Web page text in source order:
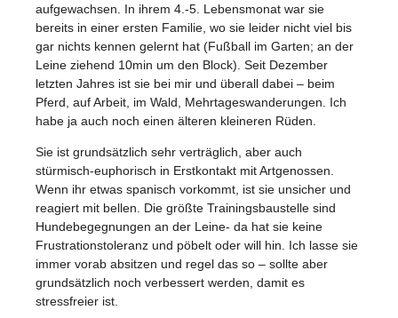
aufgewachsen. In ihrem 4.-5. Lebensmonat war sie
bereits in einer ersten Familie, wo sie leider nicht viel bis
gar nichts kennen gelernt hat (Fußball im Garten; an der
Leine ziehend 10min um den Block). Seit Dezember
letzten Jahres ist sie bei mir und überall dabei – beim
Pferd, auf Arbeit, im Wald, Mehrtageswanderungen. Ich
habe ja auch noch einen älteren kleineren Rüden.
Sie ist grundsätzlich sehr verträglich, aber auch
stürmisch-euphorisch in Erstkontakt mit Artgenossen.
Wenn ihr etwas spanisch vorkommt, ist sie unsicher und
reagiert mit bellen. Die größte Trainingsbaustelle sind
Hundebegegnungen an der Leine- da hat sie keine
Frustrationstoleranz und pöbelt oder will hin. Ich lasse sie
immer vorab absitzen und regel das so – sollte aber
grundsätzlich noch verbessert werden, damit es
stressfreier ist.